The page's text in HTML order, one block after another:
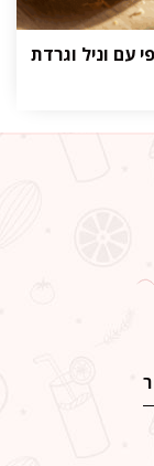
עם וניל וגרדת